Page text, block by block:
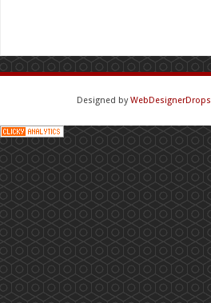
Designed byWebDesignerDrops